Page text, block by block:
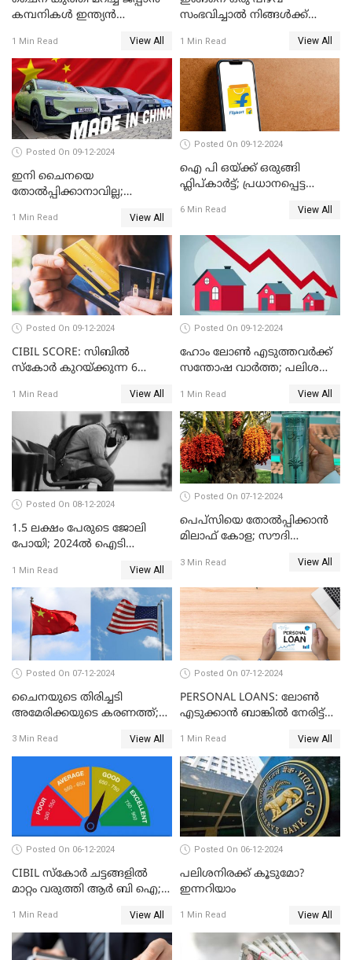
കമ്പനികൾ ഇന്ത്യൻ
വീണ്ടും മുന്നിൽ
1 Min Read View All
സംഭവിച്ചാൽ നിങ്ങൾക്ക്
1 Min Read View All
Posted On 09-12-2024
ഇനി ചൈനയെ
തോൽപ്പിക്കാനാവില്ല;
അമേരിക്കയേയും ഞെട്ടിച്ച്
ചൈനീസ് കാറുകൾ
1 Min Read View All
Posted On 09-12-2024
ഐ പി ഒയ്ക്ക് ഒരുങ്ങി
ഫ്ലിപ്കാർട്ട്; പ്രധാനപ്പെട്ട
6 Min Read View All
Posted On 09-12-2024
CIBIL SCORE: സിബിൽ
സ്കോർ കുറയ്ക്കുന്ന 6
1 Min Read View All
Posted On 09-12-2024
ഹോം ലോൺ എടുത്തവർക്ക്
സന്തോഷ വാർത്ത; പലിശ
1 Min Read View All
Posted On 08-12-2024
1.5 ലക്ഷം പേരുടെ ജോലി
പോയി; 2024ൽ ഐടി
1 Min Read View All
Posted On 07-12-2024
പെപ്സിയെ തോൽപ്പിക്കാൻ
മിലാഫ് കോള; സൗദി
കോളയേക്കുറിച്ച് അറിയാം
3 Min Read View All
Posted On 07-12-2024
ചൈനയുടെ തിരിച്ചടി
അമേരിക്കയുടെ കരണത്ത്;
3 Min Read View All
Posted On 07-12-2024
PERSONAL LOANS: ലോൺ
എടുക്കാൻ ബാങ്കിൽ നേരിട്ട്
ചെയ്തുകൂടേ?
1 Min Read View All
Posted On 06-12-2024
CIBIL സ്കോർ ചട്ടങ്ങളിൽ
മാറ്റം വരുത്തി ആർ ബി ഐ;
ലോൺ എടുത്തവരും
അറിഞ്ഞിരിക്കേണ്ട
കാര്യങ്ങൾ
1 Min Read View All
Posted On 06-12-2024
പലിശനിരക്ക് കൂടുമോ?
ഇന്നറിയാം
1 Min Read View All